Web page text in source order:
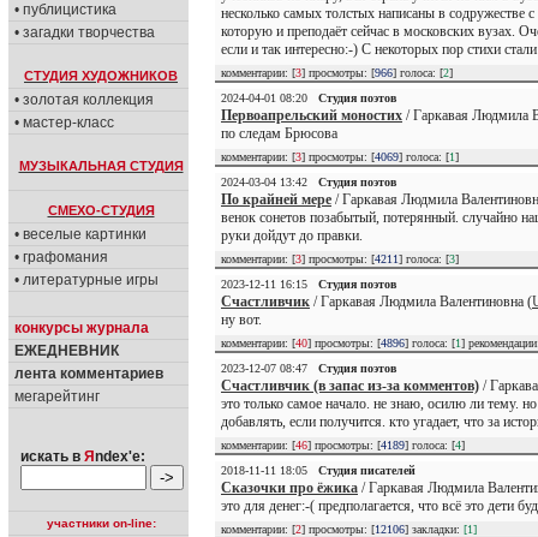
• публицистика
• загадки творчества
СТУДИЯ ХУДОЖНИКОВ
• золотая коллекция
• мастер-класс
МУЗЫКАЛЬНАЯ СТУДИЯ
СМЕХО-СТУДИЯ
• веселые картинки
• графомания
• литературные игры
конкурсы журнала
ЕЖЕДНЕВНИК
лента комментариев
мегарейтинг
искать в Я ndex'е:
участники on-line:
несколько самых толстых написаны в
которую и преподаёт сейчас в московских вузах.
если и так интересно:-) С некоторых пор стихи
комментарии: [3] просмотры: [966] голоса: [2]
2024-04-01 08:20
Студия поэтов
Первоапрельский моностих / Гаркавая Людмила
по следам Брюсова
комментарии: [3] просмотры: [4069] голоса: [1]
2024-03-04 13:42
Студия поэтов
По крайней мере / Гаркавая Людмила
венок сонетов позабытый, потерянный. случайно
руки дойдут до правки.
комментарии: [3] просмотры: [4211] голоса: [3]
2023-12-11 16:15
Студия поэтов
Счастливчик / Гаркавая Людмила Валентиновна (
ну вот.
комментарии: [40] просмотры: [4896] голоса: [1]
2023-12-07 08:47
Студия поэтов
Счастливчик (в запас из-за комментов) /
это только самое начало. не знаю, осилю ли тему.
добавлять, если получится. кто угадает, что за
комментарии: [46] просмотры: [4189] голоса: [4]
2018-11-11 18:05
Студия писателей
Сказочки про ёжика / Гаркавая Людмила
это для денег:-( предполагается, что всё это дети
комментарии: [2] просмотры: [12106] закладки: [1]